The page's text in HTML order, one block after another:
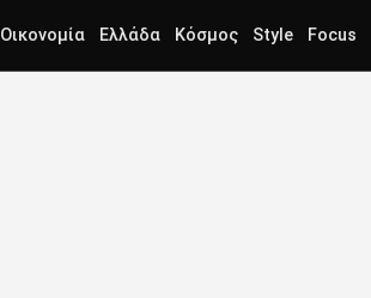
Οικονομία Ελλάδα Κόσμος Style Focus